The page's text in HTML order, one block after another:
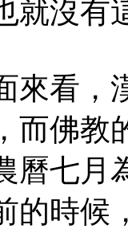
就沒有
看，
而佛教
曆七月
的時候